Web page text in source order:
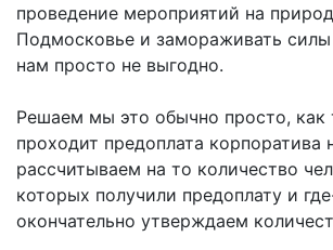
проведение мероприятий на
Подмосковье и замораживать силы
нам просто не выгодно.
Решаем мы это обычно просто, как
проходит предоплата
рассчитываем на то количество
которых получили предоплату и
окончательно утверждаем